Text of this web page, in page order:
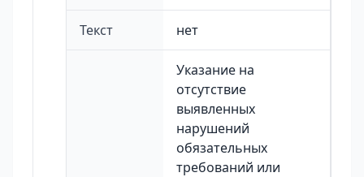
Текст нет
Указание на
отсутствие
выявленных
нарушений
обязательных
требований или